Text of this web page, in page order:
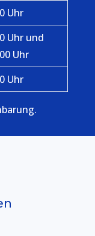
Uhr
Uhr und
Uhr
Uhr